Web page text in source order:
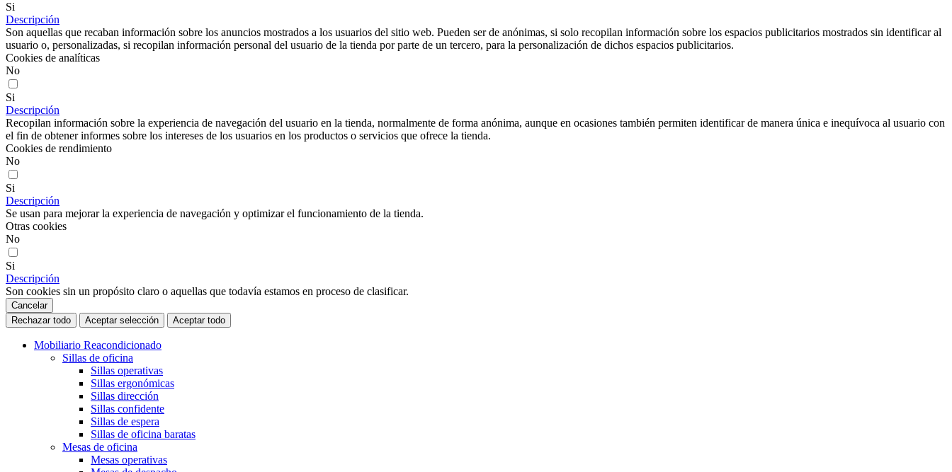
Si
Descripción
Son aquellas que recaban información sobre los anuncios mostrados a los usuarios del sitio web. Pueden ser de anónimas, si solo recopilan información sobre los espacios publicitarios mostrados sin identificar al
usuario o, personalizadas, si recopilan información personal del usuario de la tienda por parte de un tercero, para la personalización de dichos espacios publicitarios.
Cookies de analíticas
No
Si
Descripción
Recopilan información sobre la experiencia de navegación del usuario en la tienda, normalmente de forma anónima, aunque en ocasiones también permiten identificar de manera única e inequívoca al usuario con
el fin de obtener informes sobre los intereses de los usuarios en los productos o servicios que ofrece la tienda.
Cookies de rendimiento
No
Si
Descripción
Se usan para mejorar la experiencia de navegación y optimizar el funcionamiento de la tienda.
Otras cookies
No
Si
Descripción
Son cookies sin un propósito claro o aquellas que todavía estamos en proceso de clasificar.
Cancelar
Rechazar todo
Aceptar selección Aceptar todo
Mobiliario Reacondicionado
Sillas de oficina
Sillas operativas
Sillas ergonómicas
Sillas dirección
Sillas confidente
Sillas de espera
Sillas de oficina baratas
Mesas de oficina
Mesas operativas